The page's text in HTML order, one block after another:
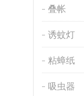
叠帐
诱蚊灯
粘蟑纸
吸虫器